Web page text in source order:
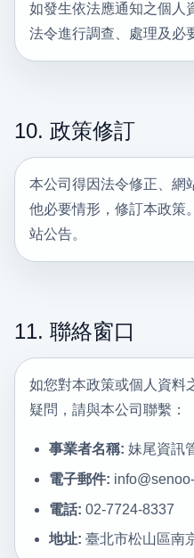
如發生依法應通知之個人
法令進行調查、處理及必
10. 政策修訂
本公司得因法令修正、網
他必要情形，修訂本政策
站公告。
11. 聯絡窗口
如您對本政策或個人資料
疑問，請與本公司聯繫：
事業者名稱: 妹尾資訊
電子郵件:
電話: 02-7724-8337
地址: 臺北市松山區南